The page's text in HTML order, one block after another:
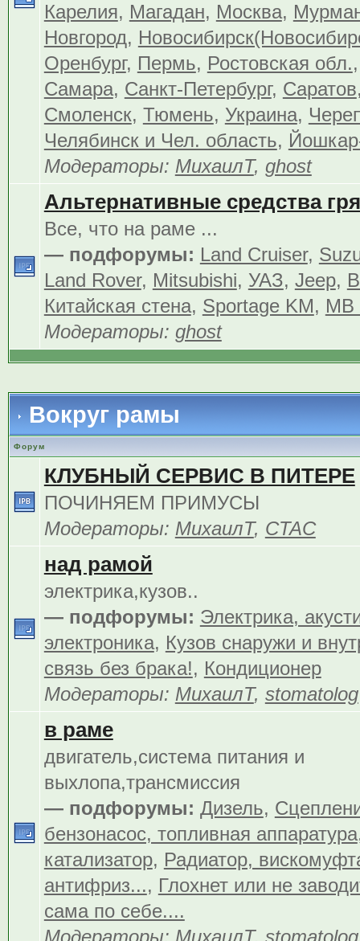
Карелия, Магадан, Москва,
Новгород,
Оренбург, Пермь, Ростовская обл.
Самара, Санкт-Петербург, Саратов
Смоленск, Тюмень, Украина,
Челябинск и Чел. область,
Модераторы: МихаилТ, ghost
Альтернативные средства
Все, что на раме ...
— подфорумы: Land Cruiser,
Land Rover, Mitsubishi, УАЗ, Jeep,
Китайская стена, Sportage KM, MB
Модераторы: ghost
Вокруг рамы
Форум
КЛУБНЫЙ СЕРВИС В ПИТЕРЕ
ПОЧИНЯЕМ ПРИМУСЫ
Модераторы: МихаилТ, CTAC
над рамой
электрика,кузов..
— подфорумы: Электрика,
электроника, Кузов снаружи и
связь без брака!, Кондиционер
Модераторы: МихаилТ, stomatolog
в раме
двигатель,система питания и
выхлопа,трансмиссия
— подфорумы: Дизель,
бензонасос, топливная аппаратура
катализатор, Радиатор,
антифриз..., Глохнет или не
сама по себе....
Модераторы: МихаилТ, stomatolog